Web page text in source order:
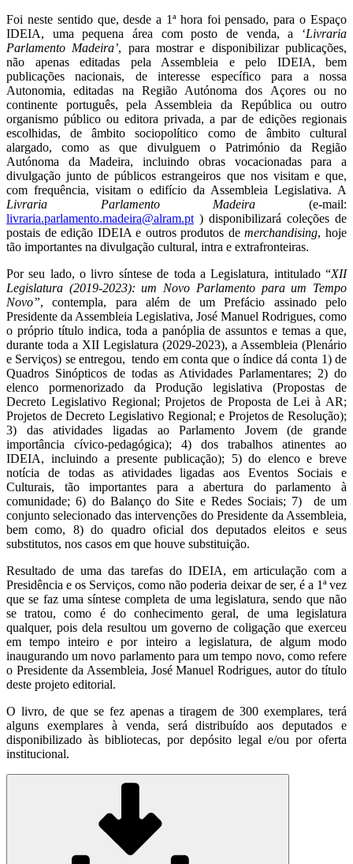
Foi neste sentido que, desde a 1ª hora foi pensado, para o Espaço
IDEIA, uma pequena área com posto de venda, a ‘Livraria
Parlamento Madeira’, para mostrar e disponibilizar publicações,
não apenas editadas pela Assembleia e pelo IDEIA, bem
publicações nacionais, de interesse específico para a nossa
Autonomia, editadas na Região Autónoma dos Açores ou no
continente português, pela Assembleia da República ou outro
organismo público ou editora privada, a par de edições regionais
escolhidas, de âmbito sociopolítico como de âmbito cultural
alargado, como as que divulguem o Património da Região
Autónoma da Madeira, incluindo obras vocacionadas para a
divulgação junto de públicos estrangeiros que nos visitam e que,
com frequência, visitam o edifício da Assembleia Legislativa. A
Livraria Parlamento Madeira (e-mail:
livraria.parlamento.madeira@alram.pt ) disponibilizará coleções de
postais de edição IDEIA e outros produtos demerchandising, hoje
tão importantes na divulgação cultural, intra e extrafronteiras.
Por seu lado, o livro síntese de toda a Legislatura, intitulado “XII
Legislatura (2019-2023): um Novo Parlamento para um Tempo
Novo”, contempla, para além de um Prefácio assinado pelo
Presidente da Assembleia Legislativa, José Manuel Rodrigues, como
o próprio título indica, toda a panóplia de assuntos e temas a que,
durante toda a XII Legislatura (2029-2023), a Assembleia (Plenário
e Serviços) se entregou, tendo em conta que o índice dá conta 1) de
Quadros Sinópticos de todas as Atividades Parlamentares; 2) do
elenco pormenorizado da Produção legislativa (Propostas de
Decreto Legislativo Regional; Projetos de Proposta de Lei à AR;
Projetos de Decreto Legislativo Regional; e Projetos de Resolução);
3) das atividades ligadas ao Parlamento Jovem (de grande
importância cívico-pedagógica); 4) dos trabalhos atinentes ao
IDEIA, incluindo a presente publicação); 5) do elenco e breve
notícia de todas as atividades ligadas aos Eventos Sociais e
Culturais, tão importantes para a abertura do parlamento à
comunidade; 6) do Balanço do Site e Redes Sociais; 7) de um
conjunto selecionado das intervenções do Presidente da Assembleia,
bem como, 8) do quadro oficial dos deputados eleitos e seus
substitutos, nos casos em que houve substituição.
Resultado de uma das tarefas do IDEIA, em articulação com a
Presidência e os Serviços, como não poderia deixar de ser, é a 1ª vez
que se faz uma síntese completa de uma legislatura, sendo que não
se tratou, como é do conhecimento geral, de uma legislatura
qualquer, pois dela resultou um governo de coligação que exerceu
em tempo inteiro e por inteiro a legislatura, de algum modo
inaugurando um novo parlamento para um tempo novo, como refere
o Presidente da Assembleia, José Manuel Rodrigues, autor do título
deste projeto editorial.
O livro, de que se fez apenas a tiragem de 300 exemplares, terá
alguns exemplares à venda, será distribuído aos deputados e
disponibilizado às bibliotecas, por depósito legal e/ou por oferta
institucional.